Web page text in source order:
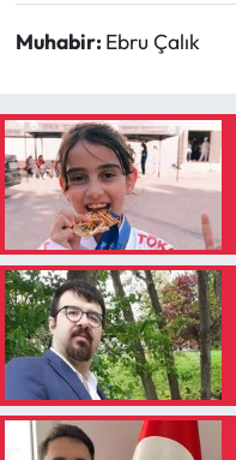
Muhabir: Ebru Çalık